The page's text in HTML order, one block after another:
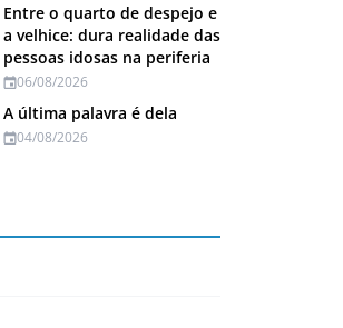
Entre o quarto de despejo e
a velhice: dura realidade das
pessoas idosas na periferia
06/08/2026
A última palavra é dela
04/08/2026